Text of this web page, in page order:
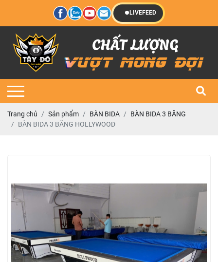
LIVEFEED
Trang chủ Sản phẩm BÀN BIDA
BÀN BIDA 3 BĂNG
BÀN BIDA 3 BĂNG HOLLYWOOD